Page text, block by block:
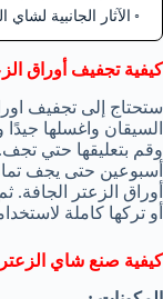
الآثار الجانبية لشاي
كيفية تجفيف أوراق
ستحتاج إلى تجفيف
السيقان واغسلها
وقم بتعليقها حتي
أسبوعين حتى يجف
أوراق الزعتر
أو تركها كاملة
كيفية صنع شاي